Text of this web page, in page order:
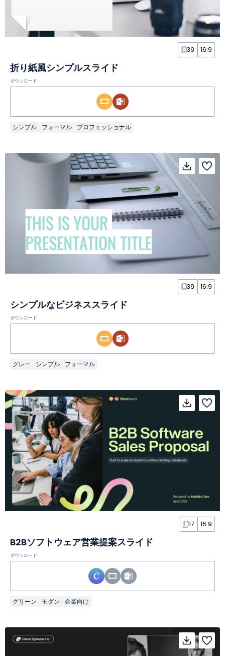
39 16:9
折り紙風シンプルスライド
ダウンロード
シンプル フォーマル プロフェッショナル
39 16:9
シンプルなビジネススライド
ダウンロード
グレー シンプル フォーマル
17 16:9
B2Bソフトウェア営業提案スライド
ダウンロード
グリーン モダン 企業向け